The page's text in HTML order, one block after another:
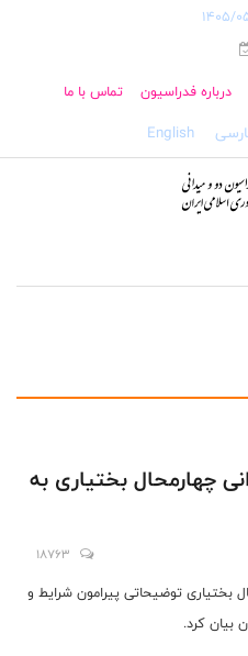
1405/
درباره فدراسیون تماس با ما
English
چهارمحال بختیاری به
18763
بختیاری توضیحاتی پیرامون شرایط و
بیان کرد.